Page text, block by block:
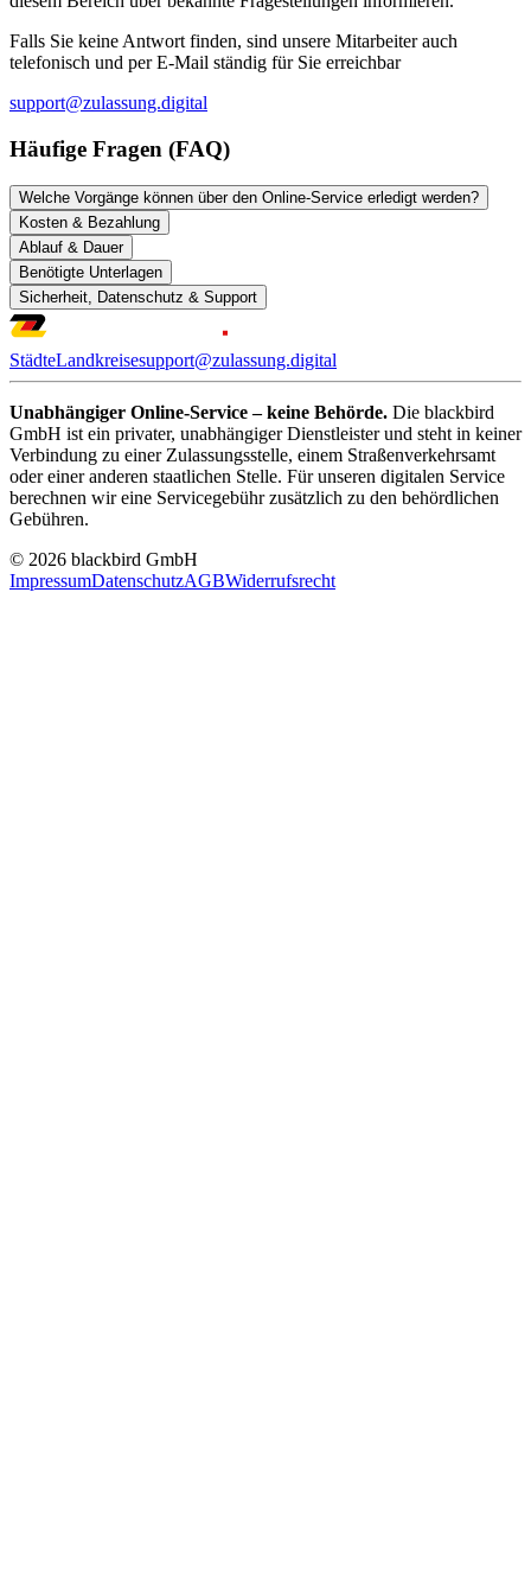
Falls Sie keine Antwort finden, sind unsere Mitarbeiter auch
telefonisch und per E-Mail ständig für Sie erreichbar
support@zulassung.digital
Häufige Fragen (FAQ)
Welche Vorgänge können über den Online-Service erledigt werden?
Kosten & Bezahlung
Ablauf & Dauer
Benötigte Unterlagen
Sicherheit, Datenschutz & Support
StädteLandkreisesupport@zulassung.digital
Unabhängiger Online-Service – keine Behörde. Die blackbird
GmbH ist ein privater, unabhängiger Dienstleister und steht in keiner
Verbindung zu einer Zulassungsstelle, einem Straßenverkehrsamt
oder einer anderen staatlichen Stelle. Für unseren digitalen Service
berechnen wir eine Servicegebühr zusätzlich zu den behördlichen
Gebühren.
© 2026 blackbird GmbH
ImpressumDatenschutzAGBWiderrufsrecht